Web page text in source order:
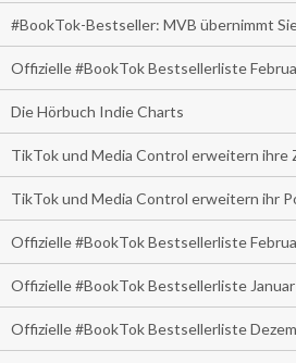
#BookTok-Bestseller: MVB übernimmt
Offizielle #BookTok Bestsellerliste
Die Hörbuch Indie Charts
TikTok und Media Control erweitern ihre
TikTok und Media Control erweitern ihr
Offizielle #BookTok Bestsellerliste
Offizielle #BookTok Bestsellerliste
Offizielle #BookTok Bestsellerliste